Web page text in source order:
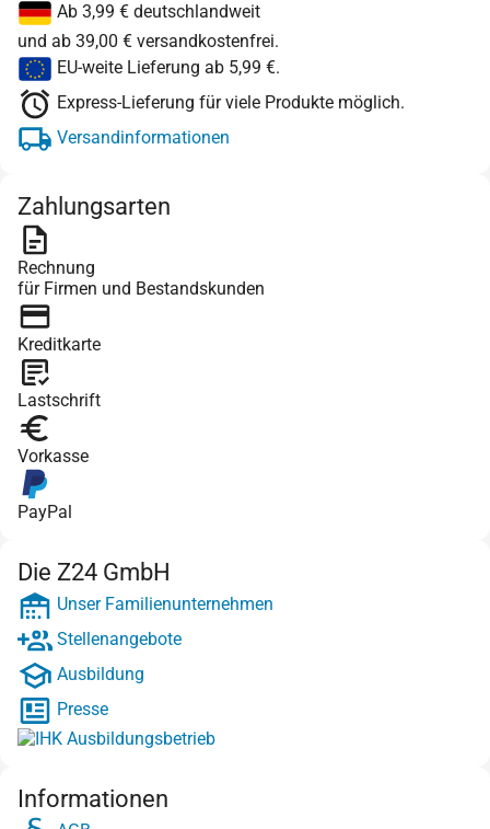
Ab 3,99 € deutschlandweit
und ab 39,00 € versandkostenfrei.
EU-weite Lieferung ab 5,99 €.
Express-Lieferung für viele Produkte möglich.
Versandinformationen
Zahlungsarten
Rechnung
für Firmen und Bestandskunden
Kreditkarte
Lastschrift
Vorkasse
PayPal
Die Z24 GmbH
Unser Familienunternehmen
Stellenangebote
Ausbildung
Presse
Informationen